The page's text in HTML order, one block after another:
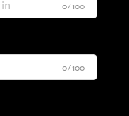
0/100
0/100